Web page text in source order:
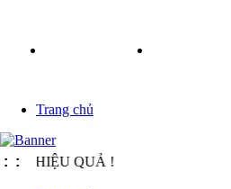
Trang chủ
: :
HIỆU QUẢ !